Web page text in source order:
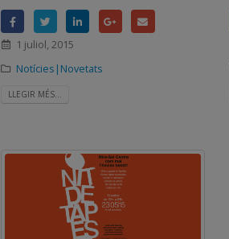
1 juliol, 2015
Notícies|Novetats
LLEGIR MÉS...